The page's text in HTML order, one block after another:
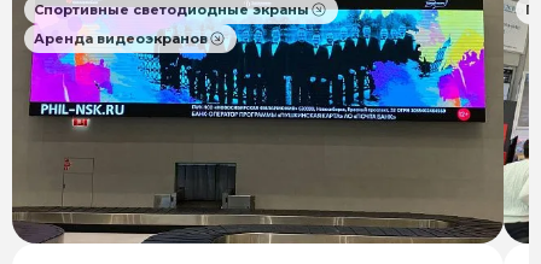
Спортивные светодиодные экраны
Аренда видеоэкранов